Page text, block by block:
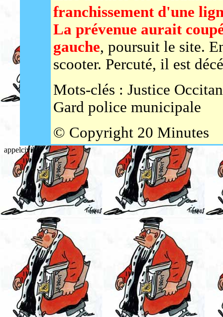
franchissement d'une
La prévenue aurait
gauche, poursuit le site.
scooter. Percuté, il est
Mots-clés : Justice
Gard police municipale
© Copyright 20 Minutes
appelcivil